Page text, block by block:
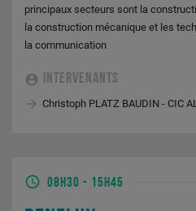
principaux secteurs sont la
la construction mécanique et les
la communication
INTERVENANTS
Christoph PLATZ BAUDIN - CIC
08H30 - 15H45